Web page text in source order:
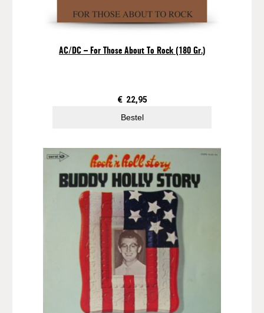
AC/DC – For Those About To Rock (180 Gr.)
€ 22,95
Bestel